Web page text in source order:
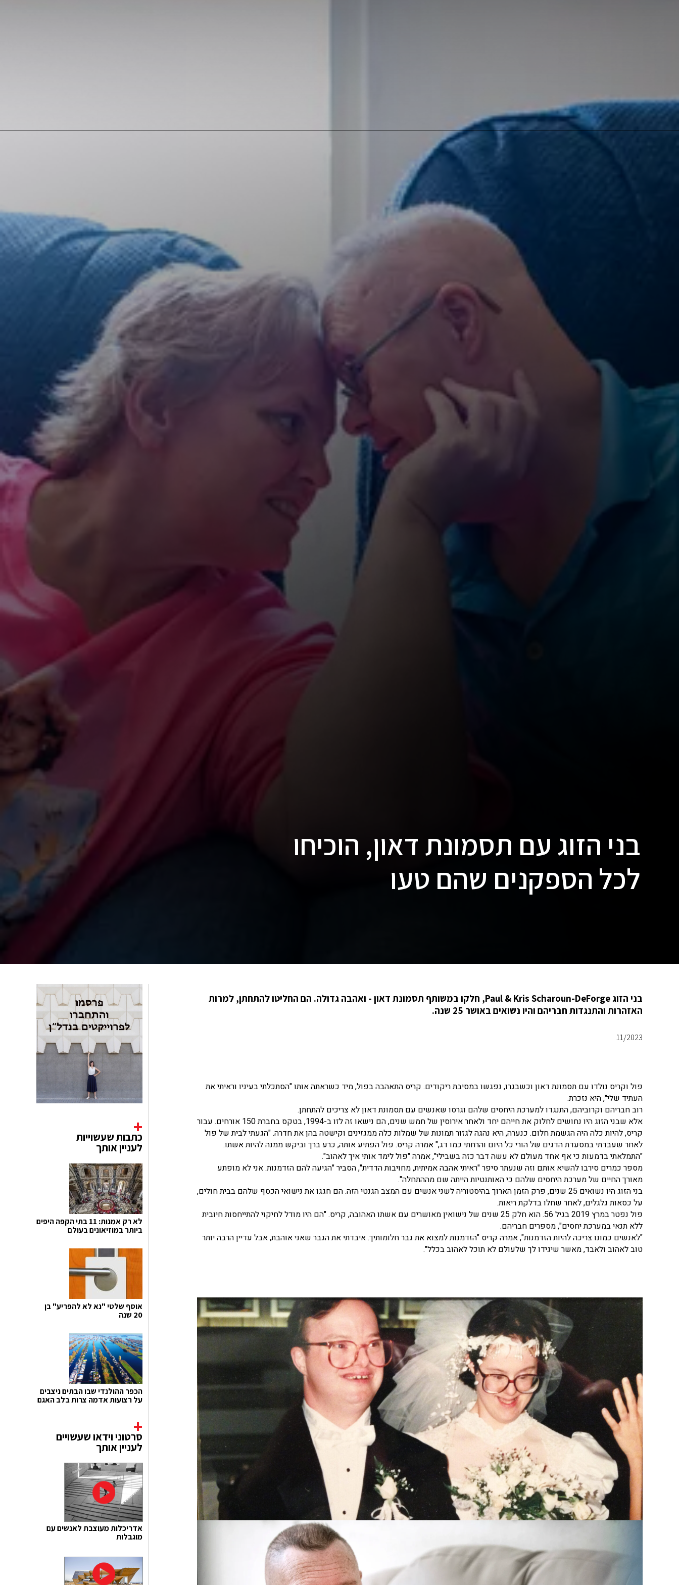
בני הזוג עם תסמונת דאון, הוכיחו
לכל הספקנים שהם טעו
בני הזוג Paul & Kris Scharoun-DeForge, חלקו במשותף תסמונת דאון - ואהבה גדולה. הם החליטו להתחתן, למרות
האזהרות והתנגדות חבריהם והיו נשואים באושר 25 שנה.
11/2023
פול וקריס נולדו עם תסמונת דאון וכשבגרו, נפגשו במסיבת ריקודים. קריס התאהבה בפול, מיד כשראתה אותו "הסתכלתי בעיניו וראיתי את
העתיד שלי", היא נזכרת.
רוב חבריהם וקרוביהם, התנגדו למערכת היחסים שלהם וגרסו שאנשים עם תסמונת דאון לא צריכים להתחתן.
אלא שבני הזוג היו נחושים לחלוק את חייהם יחד ולאחר אירוסין של חמש שנים, הם נישאו זה לזו ב-1994, בטקס בחברת 150 אורחים. עבור
קריס, להיות כלה היה הגשמת חלום. כנערה, היא נהגה לגזור תמונות של שמלות כלה ממגזינים וקישטה בהן את חדרה. "הגעתי לבית של פול
לאחר שעבדתי במסעדת הדגים של הורי כל היום והרחתי כמו דג," אמרה קריס. פול הפתיע אותה, כרע ברך וביקש ממנה להיות אשתו.
"התמלאתי בדמעות כי אף אחד מעולם לא עשה דבר כזה בשבילי", אמרה "פול לימד אותי איך לאהוב".
מספר כמרים סירבו להשיא אותם וזה שנעתר סיפר "ראיתי אהבה אמיתית, מחויבות הדדית", הסביר "הגיעה להם הזדמנות. אני לא מופתע
מאורך החיים של מערכת היחסים שלהם כי האותנטיות הייתה שם מההתחלה".
בני הזוג היו נשואים 25 שנים, פרק הזמן הארוך בהיסטוריה לשני אנשים עם המצב הגנטי הזה. הם חגגו את נישואי הכסף שלהם בבית חולים,
על כסאות גלגלים, לאחר שחלו בדלקת ריאות.
פול נפטר במרץ 2019 בגיל 56. הוא חלק 25 שנים של נישואין מאושרים עם אשתו האהובה, קריס. "הם היו מודל לחיקוי להתייחסות חיובית
ללא תנאי במערכת יחסים", מספרים חבריהם.
"לאנשים כמונו צריכה להיות הזדמנות", אמרה קריס "הזדמנות למצוא את גבר חלומותיך. איבדתי את הגבר שאני אוהבת, אבל עדיין הרבה יותר
טוב לאהוב ולאבד, מאשר שיגידו לך שלעולם לא תוכל לאהוב בכלל".
כתבות שעשוייות
לעניין אותך
לא רק אמנות: 11 בתי הקפה היפים
ביותר במוזיאונים בעולם
אוסף שלטי "נא לא להפריע" בן
20 שנה
הכפר ההולנדי שבו הבתים ניצבים
על רצועות אדמה צרות בלב האגם
סרטוני וידאו שעשויים
לעניין אותך
אדריכלות מעוצבת לאנשים עם
מוגבלות